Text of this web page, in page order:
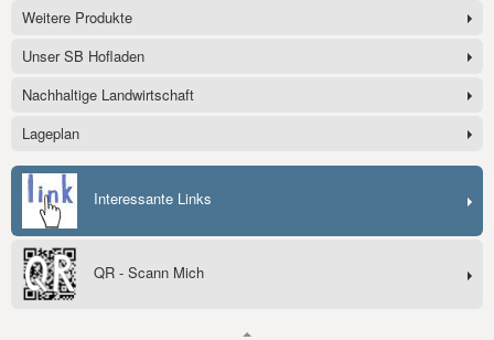
Weitere Produkte
Unser SB Hofladen
Nachhaltige Landwirtschaft
Lageplan
Interessante Links
QR - Scann Mich